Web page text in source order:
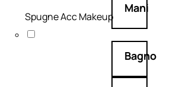
Mani
Bagno
Spugne Acc Makeup